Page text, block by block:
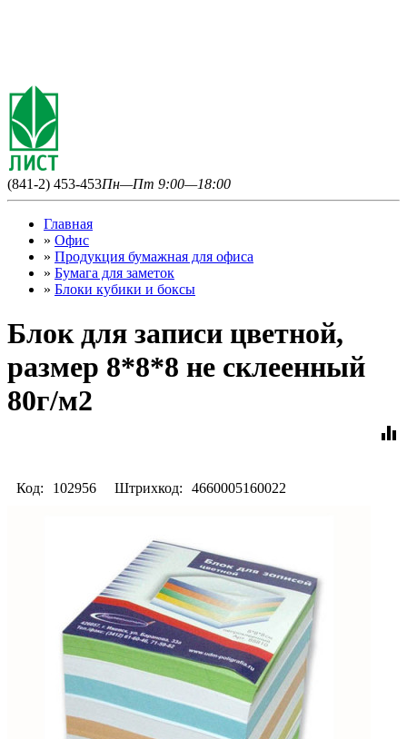
(841-2) 453-453Пн—Пт 9:00—18:00
Главная
» Офис
» Продукция бумажная для офиса
» Бумага для заметок
» Блоки кубики и боксы
Блок для записи цветной,
размер 8*8*8 не склеенный
80г/м2
equalizer
Код: 102956 Штрихкод: 4660005160022